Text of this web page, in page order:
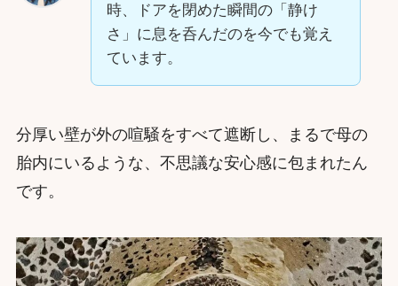
時、ドアを閉めた瞬間の「静け
さ」に息を呑んだのを今でも覚え
ています。
分厚い壁が外の喧騒をすべて遮断し、まるで母の
胎内にいるような、不思議な安心感に包まれたん
です。